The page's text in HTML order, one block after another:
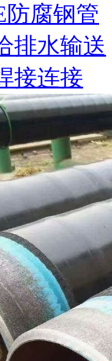
防腐钢管
排水输送
接连接